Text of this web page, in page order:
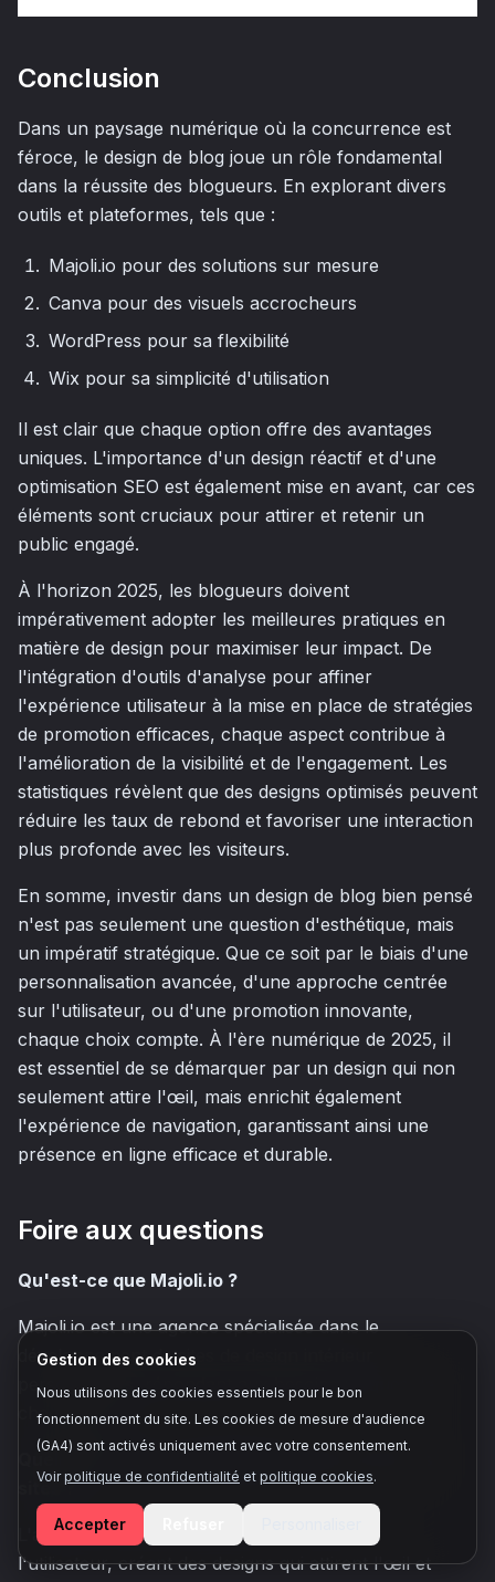
Gestion des cookies
Nous utilisons des cookies essentiels pour le bon
fonctionnement du site. Les cookies de mesure d'audience
(GA4) sont activés uniquement avec votre consentement.
Voir politique de confidentialité et politique cookies.
Accepter
Conclusion
Dans un paysage numérique où la concurrence est
féroce, le design de blog joue un rôle fondamental
dans la réussite des blogueurs. En explorant divers
outils et plateformes, tels que :
Majoli.io pour des solutions sur mesure
Canva pour des visuels accrocheurs
WordPress pour sa flexibilité
Wix pour sa simplicité d'utilisation
Il est clair que chaque option offre des avantages
uniques. L'importance d'un design réactif et d'une
optimisation SEO est également mise en avant, car ces
éléments sont cruciaux pour attirer et retenir un
public engagé.
À l'horizon 2025, les blogueurs doivent
impérativement adopter les meilleures pratiques en
matière de design pour maximiser leur impact. De
l'intégration d'outils d'analyse pour affiner
l'expérience utilisateur à la mise en place de stratégies
de promotion efficaces, chaque aspect contribue à
l'amélioration de la visibilité et de l'engagement. Les
statistiques révèlent que des designs optimisés peuvent
réduire les taux de rebond et favoriser une interaction
plus profonde avec les visiteurs.
En somme, investir dans un design de blog bien pensé
n'est pas seulement une question d'esthétique, mais
un impératif stratégique. Que ce soit par le biais d'une
personnalisation avancée, d'une approche centrée
sur l'utilisateur, ou d'une promotion innovante,
chaque choix compte. À l'ère numérique de 2025, il
est essentiel de se démarquer par un design qui non
seulement attire l'œil, mais enrichit également
l'expérience de navigation, garantissant ainsi une
présence en ligne efficace et durable.
Foire aux questions
Qu'est-ce que Majoli.io ?
Majoli.io est une agence spécialisée dans le
développement de sites de design intérieur
personnalisés, répondant aux besoins uniques de
chaque blog.
Quelle approche utilise Majoli.io pour créer des
sites ?
L'agence adopte une approche centrée sur
l'utilisateur, créant des designs qui attirent l'œil et